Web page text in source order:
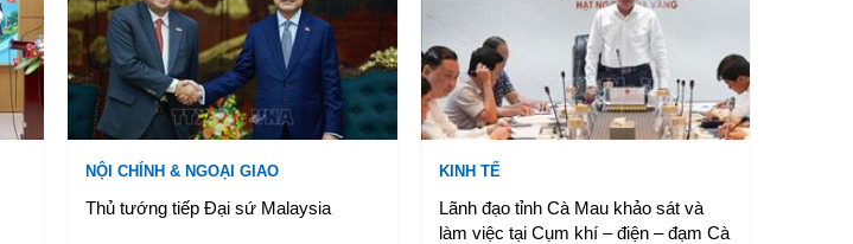
NỘI CHÍNH & NGOẠI GIAO
Thủ tướng tiếp Đại sứ Malaysia
KINH TẾ
Lãnh đạo tỉnh Cà Mau khảo sát và
làm việc tại Cụm khí – điện – đạm Cà